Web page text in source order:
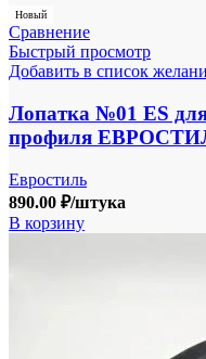
Новый
Сравнение
Быстрый просмотр
Добавить в список
Лопатка №01 ES
профиля
Евростиль
890.00 ₽/штука
В корзину